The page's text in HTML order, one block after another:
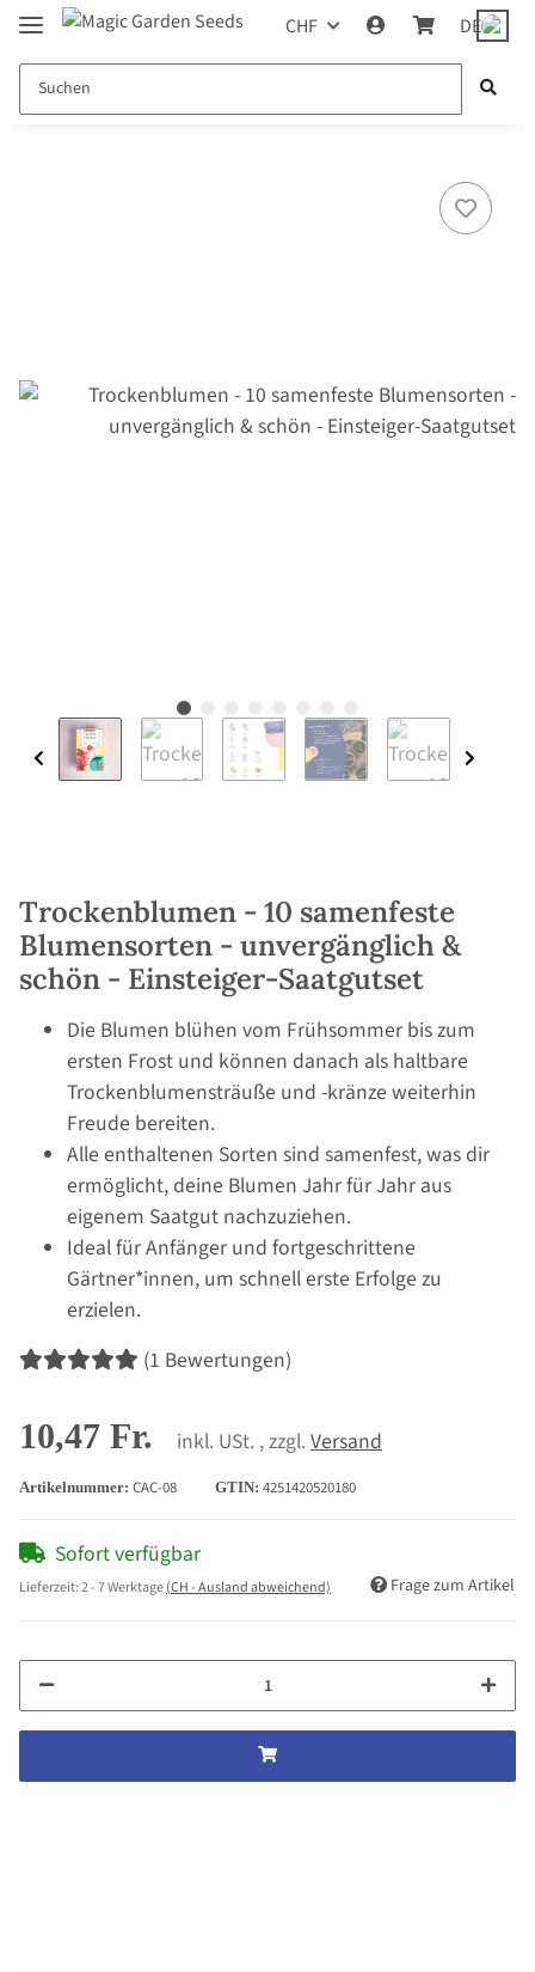
CHF DE
Trockenblumen - 10 samenfeste
Blumensorten - unvergänglich &
schön - Einsteiger-Saatgutset
Die Blumen blühen vom Frühsommer bis zum
ersten Frost und können danach als haltbare
Trockenblumensträuße und -kränze weiterhin
Freude bereiten.
Alle enthaltenen Sorten sind samenfest, was dir
ermöglicht, deine Blumen Jahr für Jahr aus
eigenem Saatgut nachzuziehen.
Ideal für Anfänger und fortgeschrittene
Gärtner*innen, um schnell erste Erfolge zu
erzielen.
(1 Bewertungen)
10,47 Fr. inkl. USt. , zzgl. Versand
Artikelnummer: CAC-08 GTIN: 4251420520180
Sofort verfügbar
Lieferzeit:2 - 7 Werktage(CH - Ausland abweichend) Frage zum Artikel